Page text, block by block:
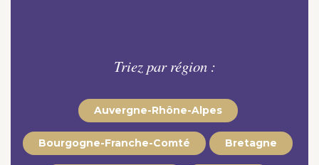
Triez par région :
Auvergne-Rhône-Alpes
Bourgogne-Franche-Comté Bretagne